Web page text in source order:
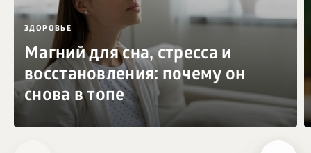
ЗДОРОВЬЕ
Магний для сна, стресса и
восстановления: почему он
снова в топе